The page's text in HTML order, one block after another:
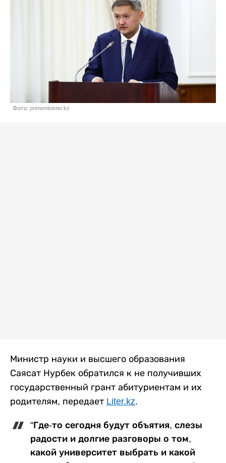
Фото: primeminister.kz
Министр науки и высшего образования
Саясат Нурбек обратился к не получивших
государственный грант абитуриентам и их
родителям, передает Liter.kz.
"Где-то сегодня будут объятия, слезы
радости и долгие разговоры о том,
какой университет выбрать и какой